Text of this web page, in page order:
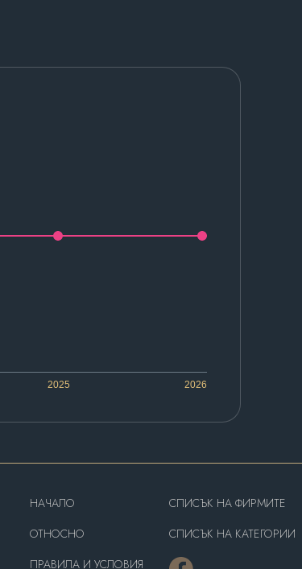
2025 2026
HAЧАЛО
OТНОСНО
ПРАВИЛА И УСЛОВИЯ
СПИСЪК НА ФИРМИТЕ
СПИСЪК НА КАТЕГОРИИ